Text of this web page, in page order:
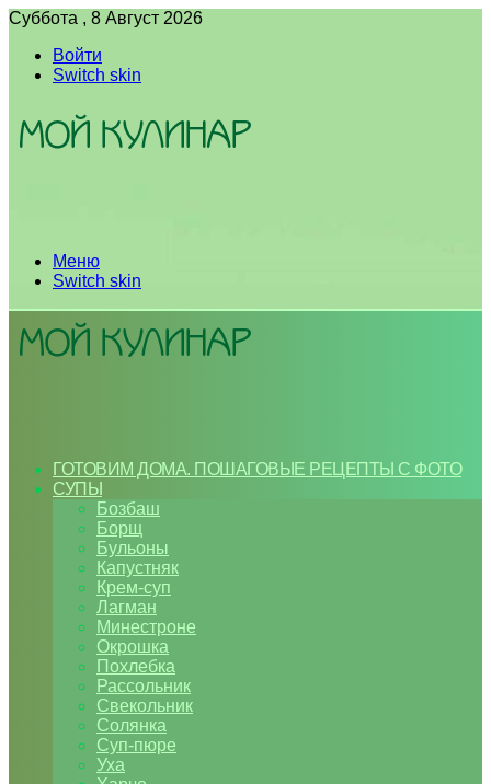
Суббота , 8 Август 2026
Войти
Switch skin
Меню
Switch skin
ГОТОВИМ ДОМА. ПОШАГОВЫЕ РЕЦЕПТЫ С ФОТО
СУПЫ
Бозбаш
Борщ
Бульоны
Капустняк
Крем-суп
Лагман
Минестроне
Окрошка
Похлебка
Рассольник
Свекольник
Солянка
Суп-пюре
Уха